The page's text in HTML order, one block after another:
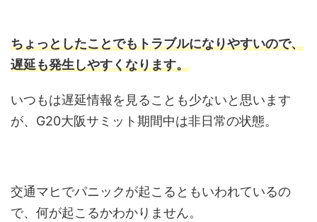
ちょっとしたことでもトラブルになりやすいので、
遅延も発生しやすくなります。
いつもは遅延情報を見ることも少ないと思います
が、G20大阪サミット期間中は非日常の状態。
交通マヒでパニックが起こるともいわれているの
で、何が起こるかわかりません。